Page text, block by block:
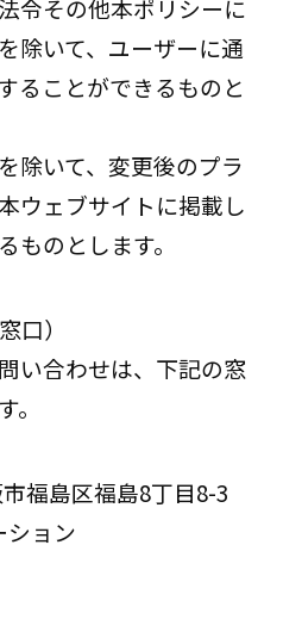
令その他本ポリシーに
除いて、ユーザーに通
ることができるものと
除いて、変更後のプラ
ウェブサイトに掲載し
ものとします。
口）
い合わせは、下記の窓
福島区福島8丁目8-3
ション